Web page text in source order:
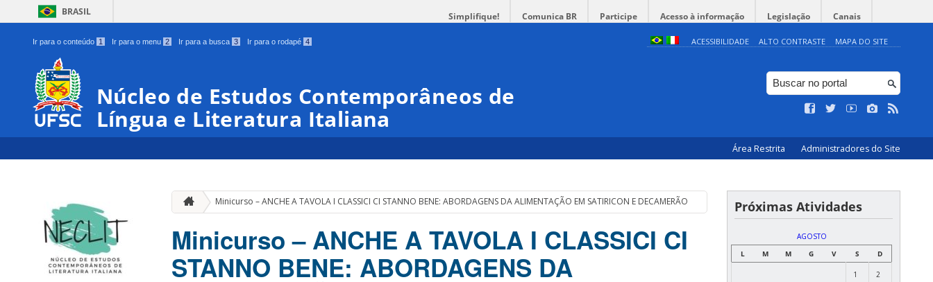
BRASIL Simplifique! Comunica BR Participe Acesso à informação Legislação Canais
Ir para o conteúdo 1 Ir para o menu 2 Ir para a busca 3 Ir para o rodapé 4 ACESSIBILIDADE ALTO CONTRASTE MAPA DO SITE
Núcleo de Estudos Contemporâneos de
Língua e Literatura Italiana
Área Restrita Administradores do Site
Minicurso – ANCHE A TAVOLA I CLASSICI CI STANNO BENE: ABORDAGENS DA ALIMENTAÇÃO EM SATIRICON E DECAMERÃO
Minicurso – ANCHE A TAVOLA I CLASSICI CI
STANNO BENE: ABORDAGENS DA
Próximas Atividades
AGOSTO
L
M M G V S D
1 2